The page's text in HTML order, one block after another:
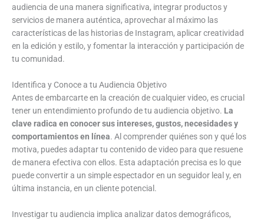
audiencia de una manera significativa, integrar productos y
servicios de manera auténtica, aprovechar al máximo las
características de las historias de Instagram, aplicar creatividad
en la edición y estilo, y fomentar la interacción y participación de
tu comunidad.
Identifica y Conoce a tu Audiencia Objetivo
Antes de embarcarte en la creación de cualquier video, es crucial
tener un entendimiento profundo de tu audiencia objetivo. La
clave radica en conocer sus intereses, gustos, necesidades y
comportamientos en línea. Al comprender quiénes son y qué los
motiva, puedes adaptar tu contenido de video para que resuene
de manera efectiva con ellos. Esta adaptación precisa es lo que
puede convertir a un simple espectador en un seguidor leal y, en
última instancia, en un cliente potencial.
Investigar tu audiencia implica analizar datos demográficos,